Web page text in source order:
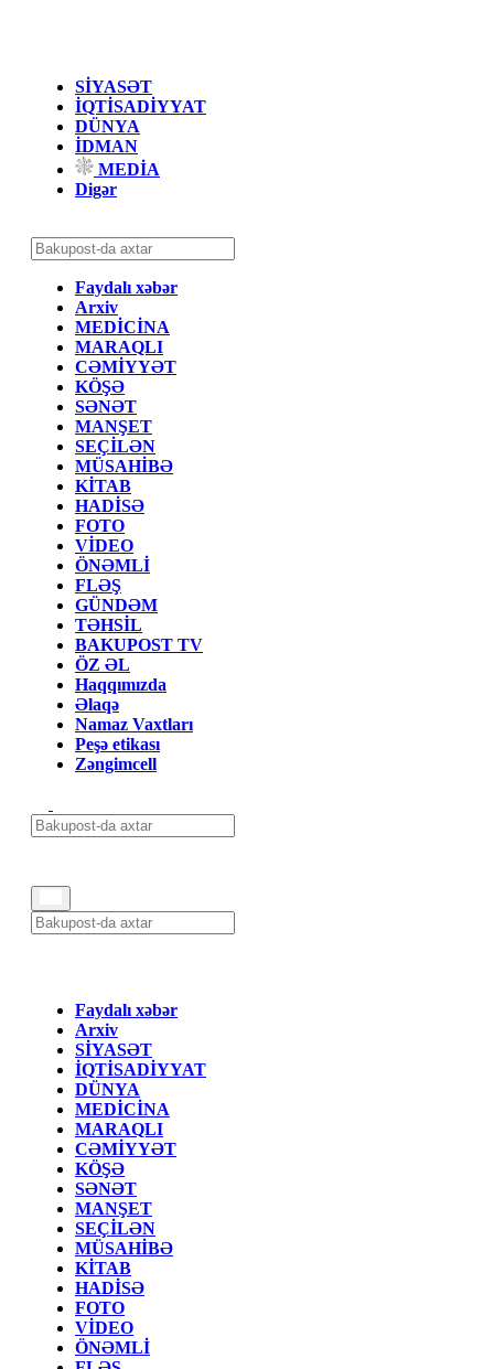
SİYASƏT
İQTİSADİYYAT
DÜNYA
İDMAN
MEDİA
Digər
Faydalı xəbər
Arxiv
MEDİCİNA
MARAQLI
CƏMİYYƏT
KÖŞƏ
SƏNƏT
MANŞET
SEÇİLƏN
MÜSAHİBƏ
KİTAB
HADİSƏ
FOTO
VİDEO
ÖNƏMLİ
FLƏŞ
GÜNDƏM
TƏHSİL
BAKUPOST TV
ÖZ ƏL
Haqqımızda
Əlaqə
Namaz Vaxtları
Peşə etikası
Zəngimcell
Faydalı xəbər
Arxiv
SİYASƏT
İQTİSADİYYAT
DÜNYA
MEDİCİNA
MARAQLI
CƏMİYYƏT
KÖŞƏ
SƏNƏT
MANŞET
SEÇİLƏN
MÜSAHİBƏ
KİTAB
HADİSƏ
FOTO
VİDEO
ÖNƏMLİ